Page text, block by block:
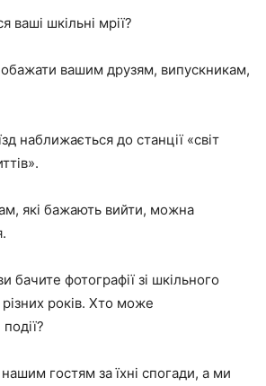
ваші шкільні мрії?
вашим друзям, випускникам,
наближається до станції «світ
які бажають вийти, можна
бачите фотографії зі шкільного
років. Хто може
гостям за їхні спогади, а ми